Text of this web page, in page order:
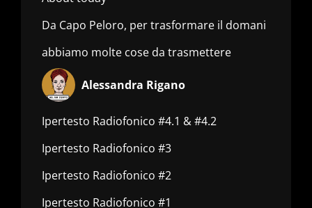
Da Capo Peloro, per trasformare il domani
abbiamo molte cose da trasmettere
Alessandra Rigano
Ipertesto Radiofonico #4.1 & #4.2
Ipertesto Radiofonico #3
Ipertesto Radiofonico #2
Ipertesto Radiofonico #1